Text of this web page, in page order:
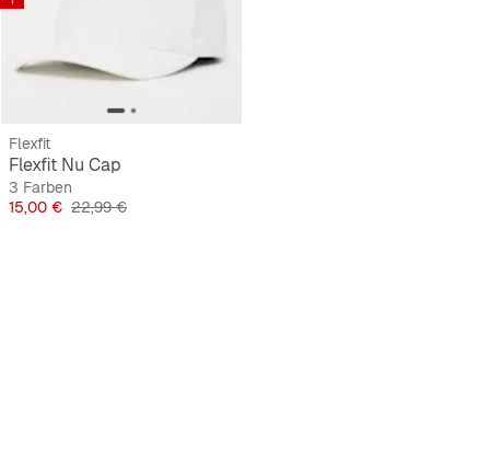
Flexfit
Flexfit Nu Cap
3 Farben
Preis
15,00 € Originalpreis
22,99 €